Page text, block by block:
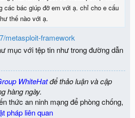
các bác giúp đỡ em với ạ. chỉ cho e cấu
thế nào với ạ.
metasploit-framework
mục với tệp tin như trong đường dẫn
WhiteHatđể thảo luận và cập
hàng ngày.
thức an ninh mạng để phòng chống,
pháp liên quan